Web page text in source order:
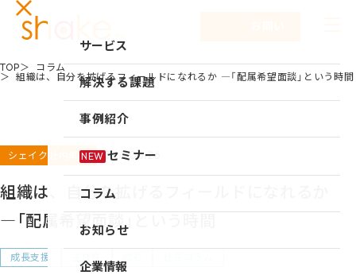
サービス
サービスTOP
キャリア自律
仕組み作り
新入社員研修
組織づくり
解決する課題
事例紹介
NEW セミナー
コラム
お知らせ
企業情報
TOP
コラム
組織は、自分を拡げるフィールドになれるか ―「配属希望面談」という時間
シェイク社内事例 2026.06.26
組織は、自分を拡げるフィールドになれるか
―「配属希望面談」という時間
成長支援